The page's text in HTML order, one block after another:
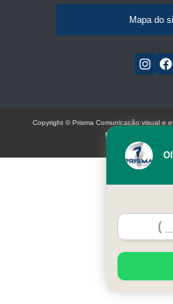
Mapa do
Copyright © Prisma Comunicação visual e